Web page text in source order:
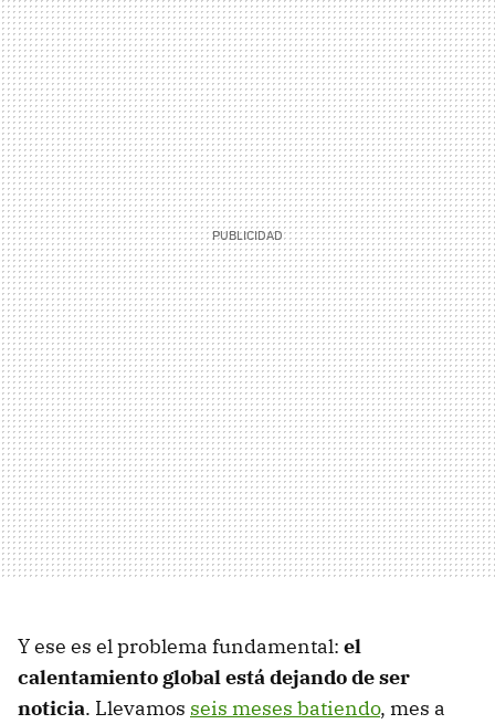
Y ese es el problema fundamental: el
calentamiento global está dejando de ser
noticia. Llevamos seis meses batiendo, mes a